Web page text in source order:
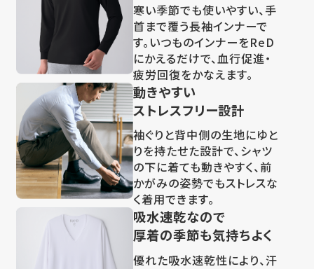
寒い季節でも使いやすい、手
首まで覆う長袖インナーで
す。いつものインナーをReD
にかえるだけで、血行促進・
疲労回復をかなえます。
動きやすい
ストレスフリー設計
袖ぐりと背中側の生地にゆと
りを持たせた設計で、シャツ
の下に着ても動きやすく、前
かがみの姿勢でもストレスな
く着用できます。
吸水速乾なので
厚着の季節も気持ちよく
優れた吸水速乾性により、汗